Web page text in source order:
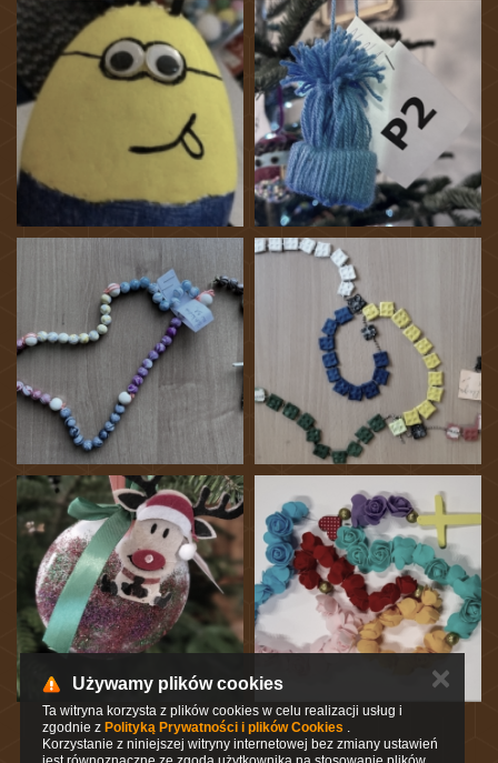
Używamy plików cookies
Ta witryna korzysta z plików cookies w celu realizacji usług i
zgodnie z Polityką Prywatności i plików Cookies .
Korzystanie z niniejszej witryny internetowej bez zmiany ustawień
✕